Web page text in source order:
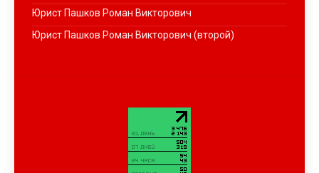
Юрист Пашков Роман Викторович
Юрист Пашков Роман Викторович (второй)